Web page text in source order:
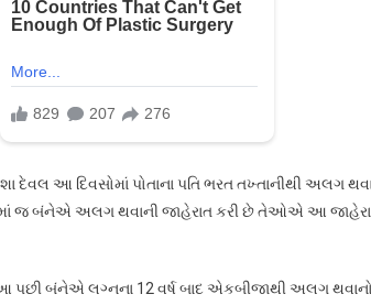
ફિલ્મ
માટે
માલિની
પાસેથી
દેવલ આ દિવસોમાં પોતાના પતિ ભરત તખ્તાનીથી અલગ
જ બંનેએ અલગ થવાની જાહેરાત કરી છે તેઓએ આ
પછી બંનેએ લગ્નના 12 વર્ષ બાદ એકબીજાથી અલગ થવાનો